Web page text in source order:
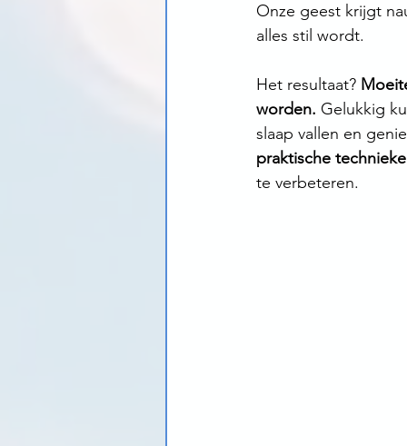
Onze geest krijgt
alles stil wordt.
Het resultaat?
worden. Gelukkig
slaap vallen en
praktische
te verbeteren.